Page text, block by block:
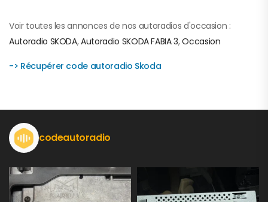
Voir toutes les annonces de nos autoradios d'occasion :
Autoradio SKODA,Autoradio SKODA FABIA 3,Occasion
-> Récupérer code autoradio Skoda
codeautoradio